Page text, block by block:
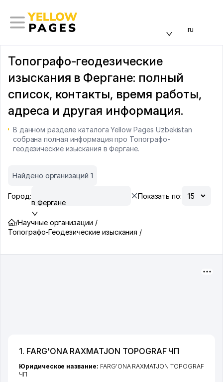
ru
Топографо-геодезические
изыскания в Фергане: полный
список, контакты, время работы,
адреса и другая информация.
В данном разделе каталога Yellow Pages Uzbekistan
собрана полная информация про Топографо-
геодезические изыскания в Фергане.
Найдено организаций 1
Город:
в Фергане
Показать по:
/Научные организации /
Топографо-Геодезические изыскания /
1. FARG'ONA RAXMATJON TOPOGRAF ЧП
Юридическое название: FARG'ONA RAXMATJON TOPOGRAF
ЧП